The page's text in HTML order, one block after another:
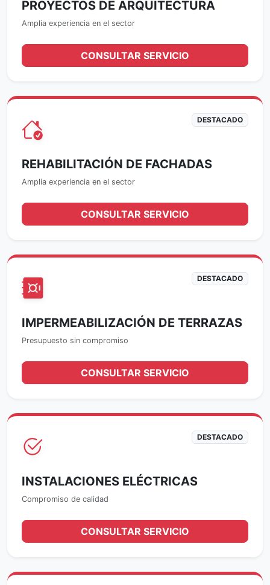
PROYECTOS DE ARQUITECTURA
Amplia experiencia en el sector
CONSULTAR SERVICIO
DESTACADO
REHABILITACIÓN DE FACHADAS
Amplia experiencia en el sector
CONSULTAR SERVICIO
DESTACADO
IMPERMEABILIZACIÓN DE TERRAZAS
Presupuesto sin compromiso
CONSULTAR SERVICIO
DESTACADO
INSTALACIONES ELÉCTRICAS
Compromiso de calidad
CONSULTAR SERVICIO